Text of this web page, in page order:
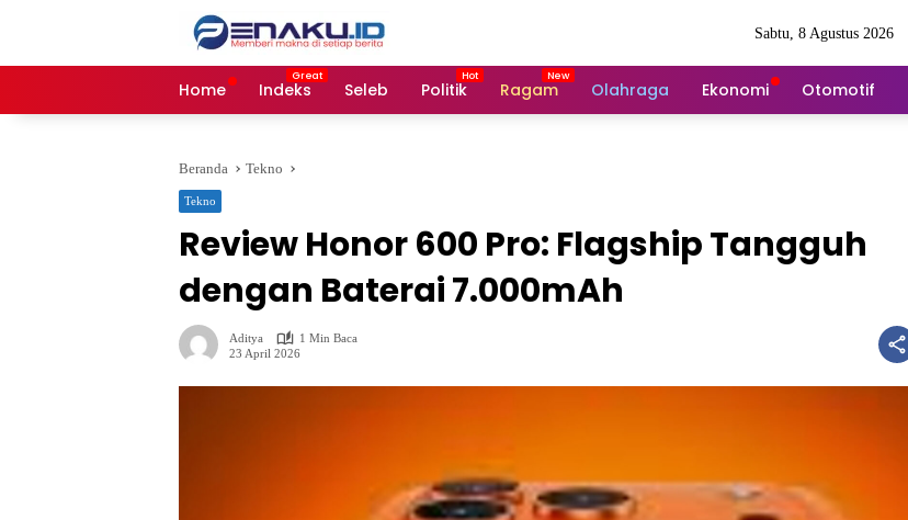
Sabtu, 8 Agustus 2026
Home Indeks Seleb Politik Ragam Olahraga Ekonomi Otomotif
Beranda Tekno
Tekno
Review Honor 600 Pro: Flagship Tangguh
dengan Baterai 7.000mAh
Aditya
1 Min Baca
23 April 2026